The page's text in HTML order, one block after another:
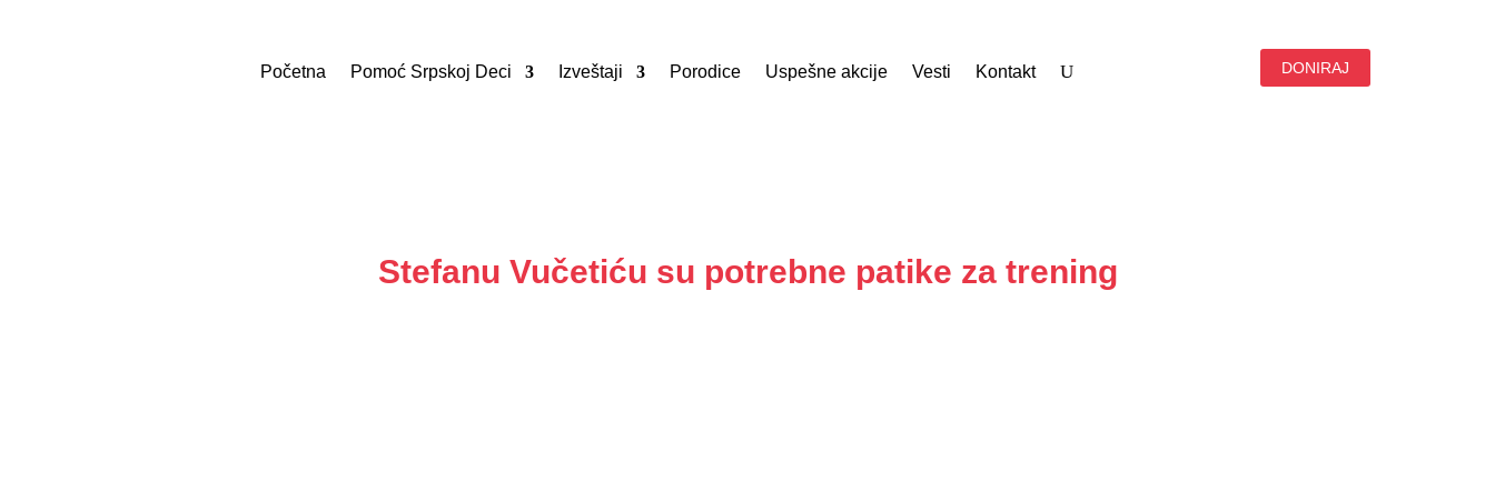
Početna Pomoć Srpskoj Deci Izveštaji Porodice Uspešne akcije Vesti Kontakt DONIRAJ
Stefanu Vučetiću su potrebne patike za trening